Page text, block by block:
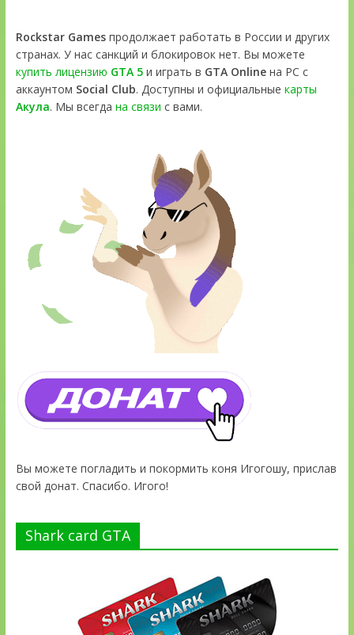
Rockstar Gamesпродолжает работать в России и других
странах. У нас санкций и блокировок нет. Вы можете
купить лицензию GTA 5и играть в GTA Onlineна PC с
аккаунтом Social Club. Доступны и официальные карты
Акула. Мы всегда на связи с вами.
Вы можете погладить и покормить коня Игогошу, прислав
свой донат. Спасибо. Игого!
Shark card GTA